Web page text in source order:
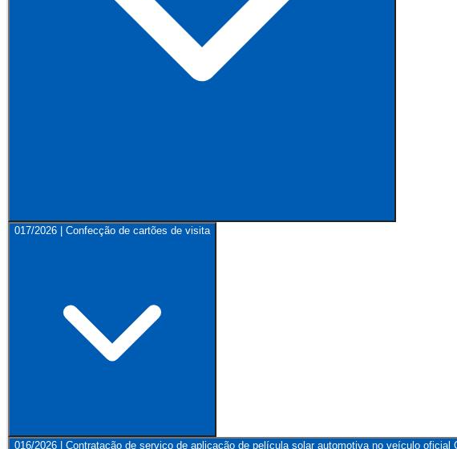
017/2026 | Confecção de cartões de visita
016/2026 | Contratação de serviço de aplicação de película solar automotiva no veículo oficial